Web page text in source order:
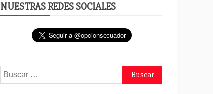
NUESTRAS REDES SOCIALES
Buscar: